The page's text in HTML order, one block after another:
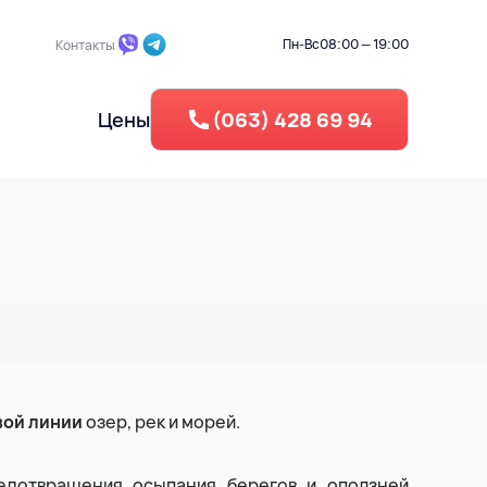
Контакты Пн-Вс08:00 — 19:00
Рециклинг - Дробление бетона
Утелизация резины
Цены (063) 428 69 94
линииозер, рек и морей.